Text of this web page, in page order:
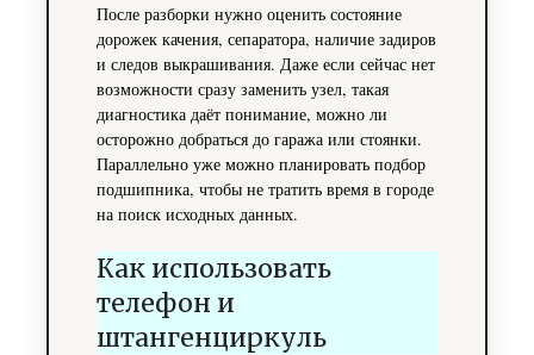
После разборки нужно оценить состояние
дорожек качения, сепаратора, наличие задиров
и следов выкрашивания. Даже если сейчас нет
возможности сразу заменить узел, такая
диагностика даёт понимание, можно ли
осторожно добраться до гаража или стоянки.
Параллельно уже можно планировать подбор
подшипника, чтобы не тратить время в городе
на поиск исходных данных.
Как использовать
телефон и
штангенциркуль